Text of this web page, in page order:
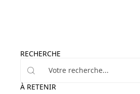
RECHERCHE
À RETENIR